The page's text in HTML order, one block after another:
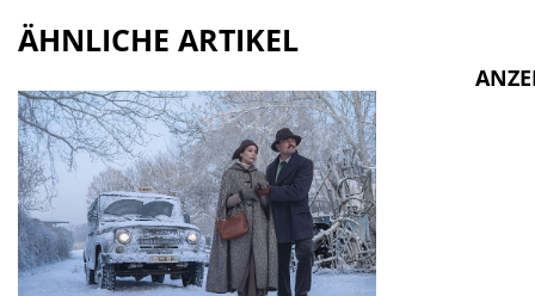
ÄHNLICHE ARTIKEL